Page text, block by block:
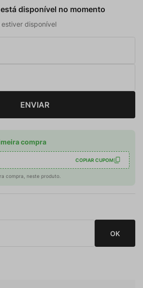
disponível no momento
disponível
ENVIAR
compra
COPIAR CUPOM
compra, neste produto.